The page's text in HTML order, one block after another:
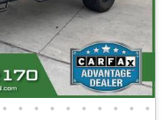
• • • • • • • • • •